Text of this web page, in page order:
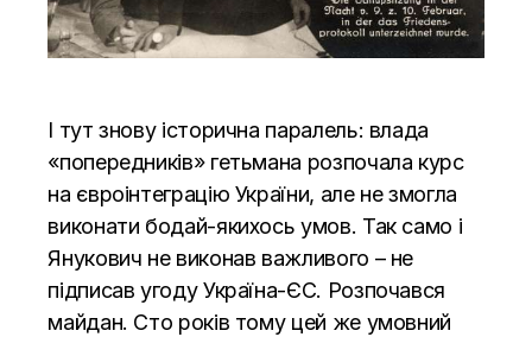
І тут знову історична паралель: влада
«попередників» гетьмана розпочала курс
на євроінтеграцію України, але не змогла
виконати бодай-якихось умов. Так само і
Янукович не виконав важливого – не
підписав угоду Україна-ЄС. Розпочався
майдан. Сто років тому цей же умовний